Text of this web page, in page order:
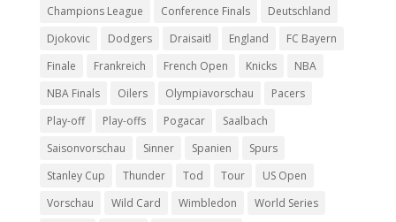
Champions League
Conference Finals
Deutschland
Djokovic
Dodgers Draisaitl England
FC Bayern
Finale
Frankreich French Open Knicks
NBA
NBA Finals
Oilers Olympiavorschau
Pacers
Play-off
Play-offs Pogacar
Saalbach
Saisonvorschau
Sinner Spanien
Spurs
Stanley Cup
Thunder Tod Tour
US Open
Vorschau
Wild Card Wimbledon
World Series